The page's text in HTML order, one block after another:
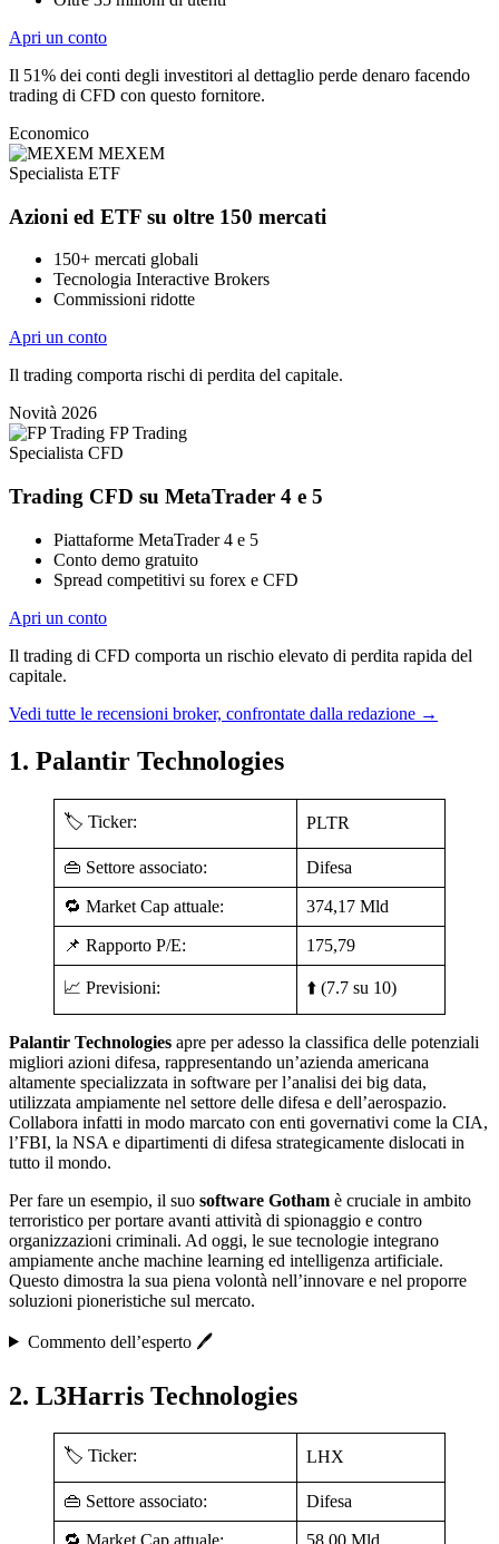
Apri un conto
Il 51% dei conti degli investitori al dettaglio perde denaro facendo
trading di CFD con questo fornitore.
Economico
MEXEM
Specialista ETF
Azioni ed ETF su oltre 150 mercati
150+ mercati globali
Tecnologia Interactive Brokers
Commissioni ridotte
Apri un conto
Il trading comporta rischi di perdita del capitale.
Novità 2026
FP Trading
Specialista CFD
Trading CFD su MetaTrader 4 e 5
Piattaforme MetaTrader 4 e 5
Conto demo gratuito
Spread competitivi su forex e CFD
Apri un conto
Il trading di CFD comporta un rischio elevato di perdita rapida del
capitale.
Vedi tutte le recensioni broker, confrontate dalla redazione →
1. Palantir Technologies
🏷️ Ticker: PLTR
👜 Settore associato: Difesa
🔁 Market Cap attuale: 374,17 Mld
📌 Rapporto P/E: 175,79
📈 Previsioni: ⬆️ (7.7 su 10)
Palantir Technologies apre per adesso la classifica delle potenziali
migliori azioni difesa, rappresentando un’azienda americana
altamente specializzata in software per l’analisi dei big data,
utilizzata ampiamente nel settore delle difesa e dell’aerospazio.
Collabora infatti in modo marcato con enti governativi come la CIA,
l’FBI, la NSA e dipartimenti di difesa strategicamente dislocati in
tutto il mondo.
Per fare un esempio, il suo software Gotham è cruciale in ambito
terroristico per portare avanti attività di spionaggio e contro
organizzazioni criminali. Ad oggi, le sue tecnologie integrano
ampiamente anche machine learning ed intelligenza artificiale.
Questo dimostra la sua piena volontà nell’innovare e nel proporre
soluzioni pioneristiche sul mercato.
Commento dell’esperto 🖊️
2. L3Harris Technologies
🏷️ Ticker: LHX
👜 Settore associato: Difesa